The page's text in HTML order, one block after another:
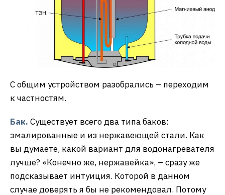
С общим устройством разобрались – переходим
к частностям.
Бак. Существует всего два типа баков:
эмалированные и из нержавеющей стали. Как
вы думаете, какой вариант для водонагревателя
лучше? «Конечно же, нержавейка», – сразу же
подсказывает интуиция. Которой в данном
случае доверять я бы не рекомендовал. Потому